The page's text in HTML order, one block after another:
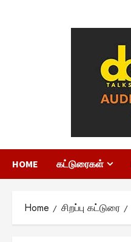
HOME கட்டுரைகள்
Home சிறப்பு கட்டுரை